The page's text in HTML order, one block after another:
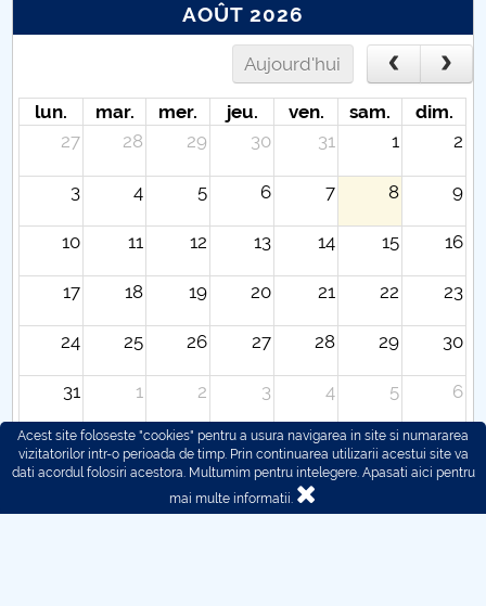
AOÛT 2026
Aujourd'hui
lun. mar. mer. jeu. ven. sam.
dim.
27
28 29 30 31 1 2
3 4 5 6 7 8 9
10 11 12 13 14 15 16
17 18 19 20 21 22 23
24 25 26 27 28 29 30
31 1 2 3 4 5 6
Acest site foloseste "cookies" pentru a usura navigarea in site si numararea
vizitatorilor intr-o perioada de timp. Prin continuarea utilizarii acestui site va
dati acordul folosiri acestora. Multumim pentru intelegere. Apasati aici pentru
mai multe informatii.